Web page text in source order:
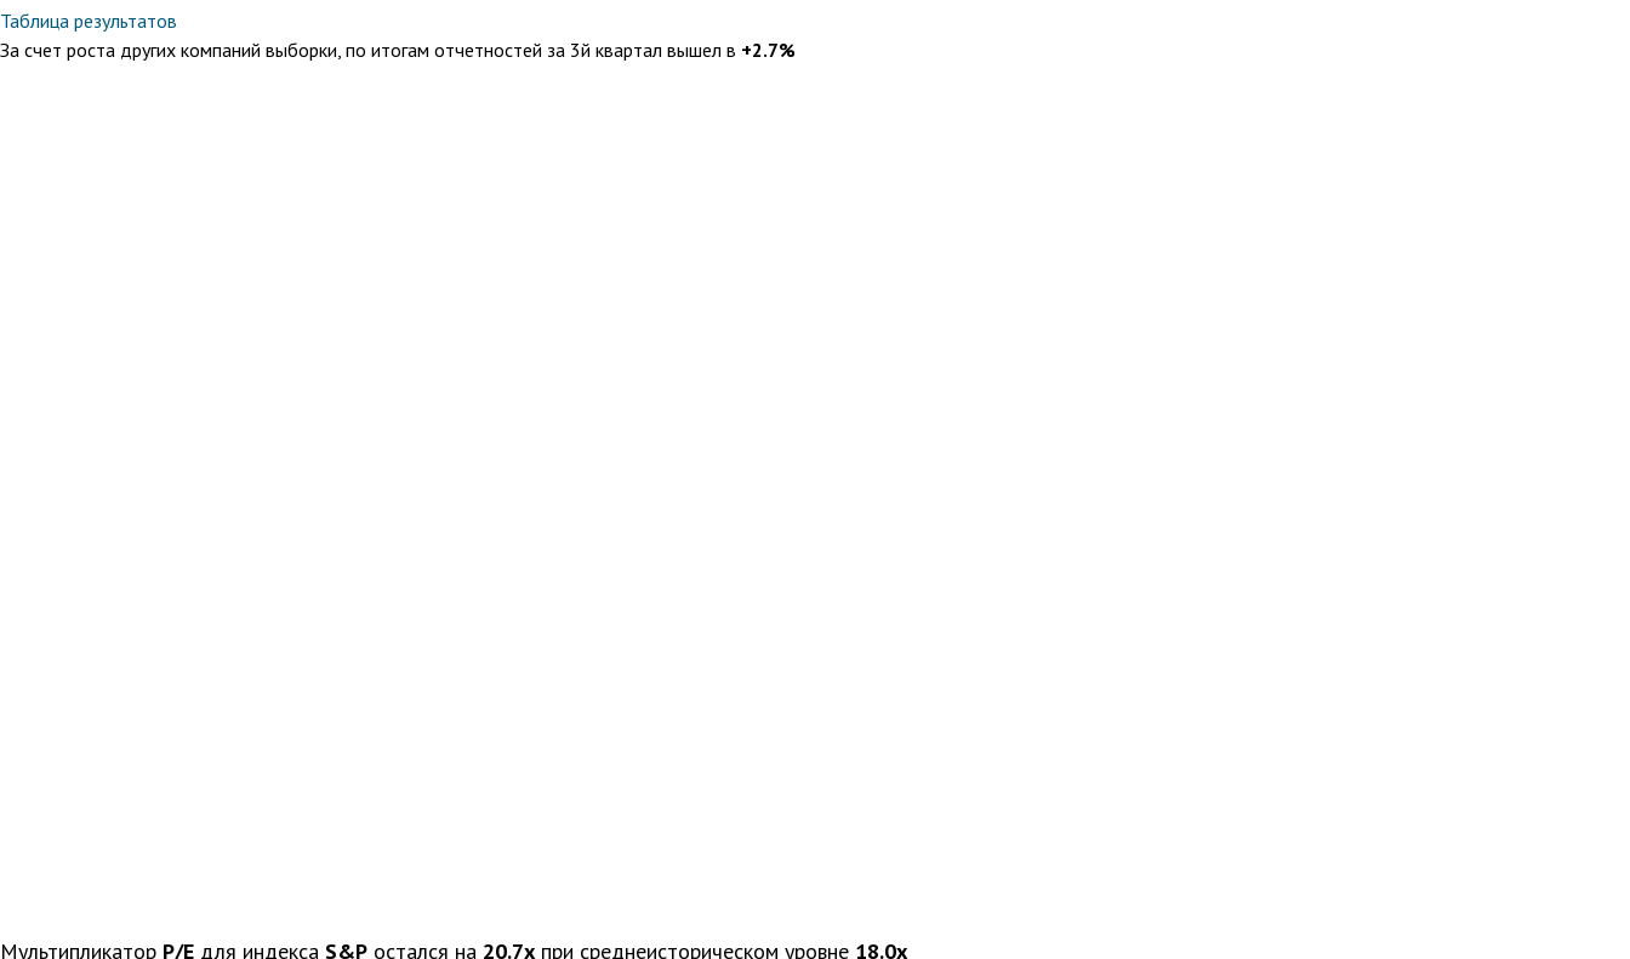
Таблица результатов
За счет роста других компаний выборки, по итогам отчетностей за 3й квартал вышел в +2.7%
Мультипликатор P/E для индекса S&P остался на 20.7x при среднеисторическом уровне 18.0x